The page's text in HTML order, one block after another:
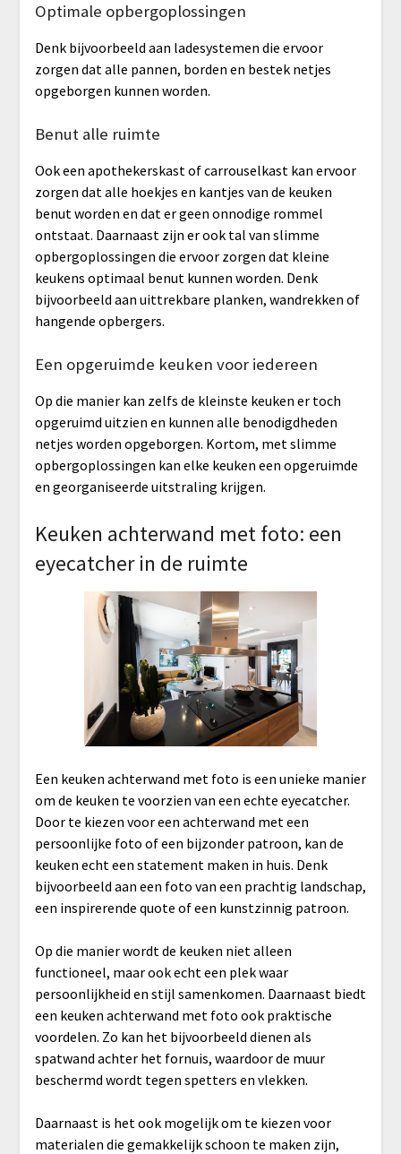
Optimale opbergoplossingen
Denk bijvoorbeeld aan ladesystemen die ervoor
zorgen dat alle pannen, borden en bestek netjes
opgeborgen kunnen worden.
Benut alle ruimte
Ook een apothekerskast of carrouselkast kan ervoor
zorgen dat alle hoekjes en kantjes van de keuken
benut worden en dat er geen onnodige rommel
ontstaat. Daarnaast zijn er ook tal van slimme
opbergoplossingen die ervoor zorgen dat kleine
keukens optimaal benut kunnen worden. Denk
bijvoorbeeld aan uittrekbare planken, wandrekken of
hangende opbergers.
Een opgeruimde keuken voor iedereen
Op die manier kan zelfs de kleinste keuken er toch
opgeruimd uitzien en kunnen alle benodigdheden
netjes worden opgeborgen. Kortom, met slimme
opbergoplossingen kan elke keuken een opgeruimde
en georganiseerde uitstraling krijgen.
Keuken achterwand met foto: een
eyecatcher in de ruimte
Een keuken achterwand met foto is een unieke manier
om de keuken te voorzien van een echte eyecatcher.
Door te kiezen voor een achterwand met een
persoonlijke foto of een bijzonder patroon, kan de
keuken echt een statement maken in huis. Denk
bijvoorbeeld aan een foto van een prachtig landschap,
een inspirerende quote of een kunstzinnig patroon.
Op die manier wordt de keuken niet alleen
functioneel, maar ook echt een plek waar
persoonlijkheid en stijl samenkomen. Daarnaast biedt
een keuken achterwand met foto ook praktische
voordelen. Zo kan het bijvoorbeeld dienen als
spatwand achter het fornuis, waardoor de muur
beschermd wordt tegen spetters en vlekken.
Daarnaast is het ook mogelijk om te kiezen voor
materialen die gemakkelijk schoon te maken zijn,